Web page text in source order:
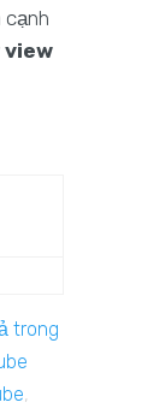
view
trong
,